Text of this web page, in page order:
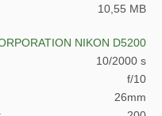
10,55 MB
NIKON D5200
10/2000 s
f/10
26mm